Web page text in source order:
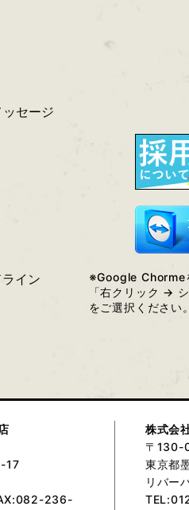
セージ
イン
※Google Chorme
「右クリック →
をご選択ください。
17
236-
株式会
〒130-
東京都
リバー